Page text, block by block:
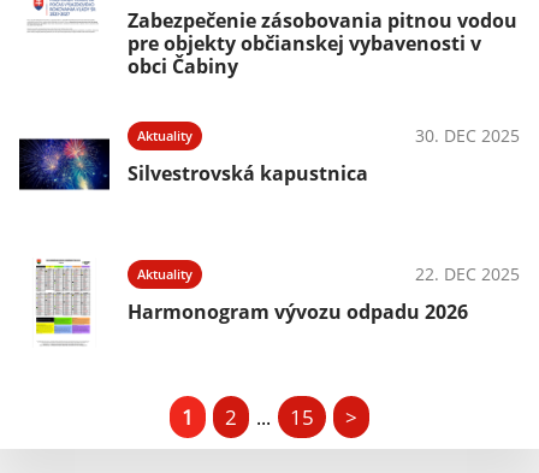
Zabezpečenie zásobovania pitnou vodou
pre objekty občianskej vybavenosti v
obci Čabiny
Aktuality 30. DEC 2025
Silvestrovská kapustnica
Aktuality 22. DEC 2025
Harmonogram vývozu odpadu 2026
1 2 ... 15 >